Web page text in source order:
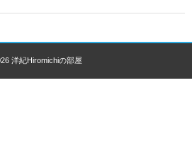
洋紀Hiromichiの部屋